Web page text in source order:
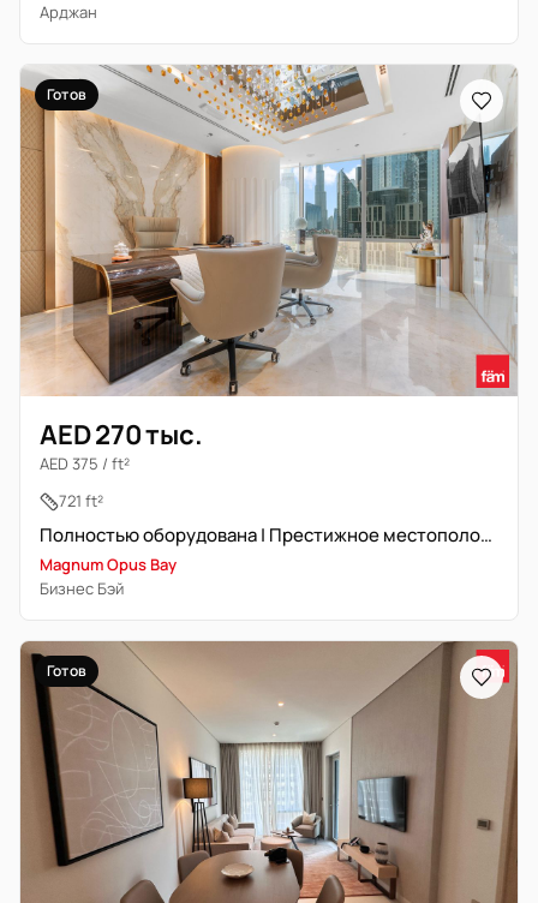
Арджан
Готов
AED 270 тыс.
AED 375 / ft²
721 ft²
Полностью оборудована | Престижное местоположение | Свободна
Magnum Opus Bay
Бизнес Бэй
Готов